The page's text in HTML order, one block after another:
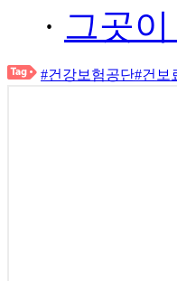
· 그곳
#건강보험공단#건보